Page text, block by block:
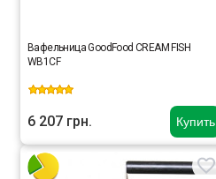
Купить
Вафельница GoodFood CREAM FISH
WB1CF
6 207 грн.